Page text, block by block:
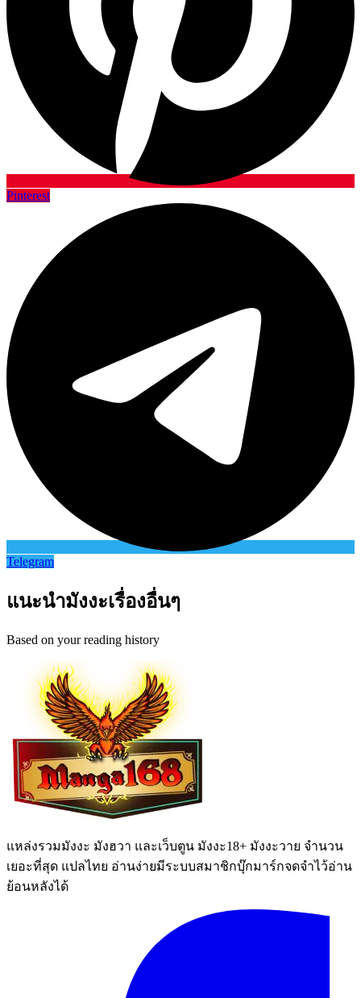
Pinterest
Telegram
แนะนำมังงะเรื่องอื่นๆ
Based on your reading history
แหล่งรวมมังงะ มังฮวา และเว็บตูน มังงะ18+ มังงะวาย จำนวน
เยอะที่สุด แปลไทย อ่านง่ายมีระบบสมาชิกบุ๊กมาร์กจดจำไว้อ่าน
ย้อนหลังได้